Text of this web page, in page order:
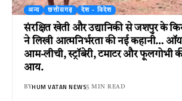
अन्य छत्तीसगढ़ देश - विदेश
संरक्षित खेती और उद्यानिकी से जशपुर के
ने लिखी आत्मनिर्भरता की नई कहानी…
आम-लीची, स्ट्रॉबेरी, टमाटर और फूलगोभी
आय.
BYHUM VATAN NEWS5 MIN READ